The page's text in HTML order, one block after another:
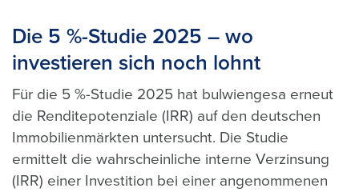
Die 5 %-Studie 2025 – wo
investieren sich noch lohnt
Für die 5 %-Studie 2025 hat bulwiengesa erneut
die Renditepotenziale (IRR) auf den deutschen
Immobilienmärkten untersucht. Die Studie
ermittelt die wahrscheinliche interne Verzinsung
(IRR) einer Investition bei einer angenommenen